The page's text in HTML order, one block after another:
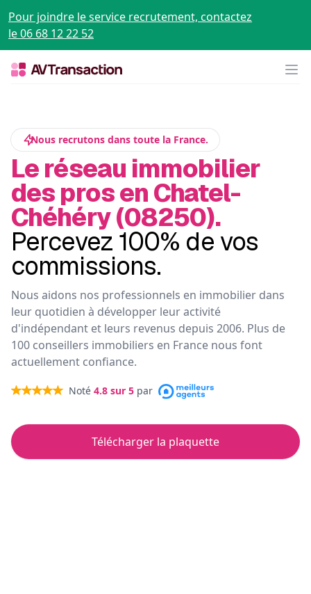
Pour joindre le service recrutement, contactez
le 06 68 12 22 52
Nous recrutons dans toute la France.
Le réseau immobilier
des pros en Chatel-
Chéhéry (08250).
Percevez 100% de vos
commissions.
Nous aidons nos professionnels en immobilier dans
leur quotidien à développer leur activité
d'indépendant et leurs revenus depuis 2006. Plus de
100 conseillers immobiliers en France nous font
actuellement confiance.
Noté 4.8 sur 5 par
Télécharger la plaquette